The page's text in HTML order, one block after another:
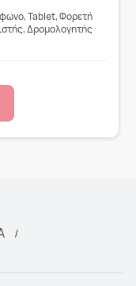
Tablet, Φορετή
Δρομολογητής